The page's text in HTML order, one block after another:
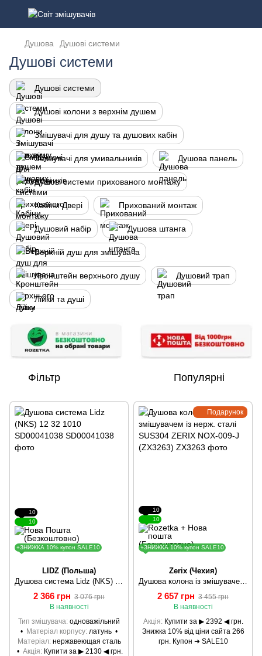
Душова Душові системи
Душові системи
Душові системи
Душові колони з верхнім душем
Змішувачі для душу та душових кабін
Змішувачі для умивальників Душова панель
Душові системи прихованого монтажу
Кабіни Двері Прихований монтаж
Душовий набір Душова штанга
Верхній душ для змішувача
Кронштейн верхнього душу Душовий трап
Лійки та душі
Фільтр Популярні
10
10
+ЗНИЖКА 10% купон SALE10
LIDZ (Польша)
Душова система Lidz (NKS) 12 32 1010 SD00041038
2 366 грн 3 076 грн
В наявності
Тип змішувача одноважільний
Матеріал корпусу латунь
Матеріал нержавеющая сталь
Акція
Купити за ▶ 2130 ◀ грн.
Подарунок
10
10
+ЗНИЖКА 10% купон SALE10
Zerix (Чехия)
Душова колона із змішувачем із нерж. сталі SUS304 ZERIX NOX-009-J (ZX3263)
2 657 грн 3 455 грн
В наявності
Акція
Купити за ▶ 2392 ◀ грн.
Знижка 10% від ціни сайта 266
грн. Купон ➜ SALE10